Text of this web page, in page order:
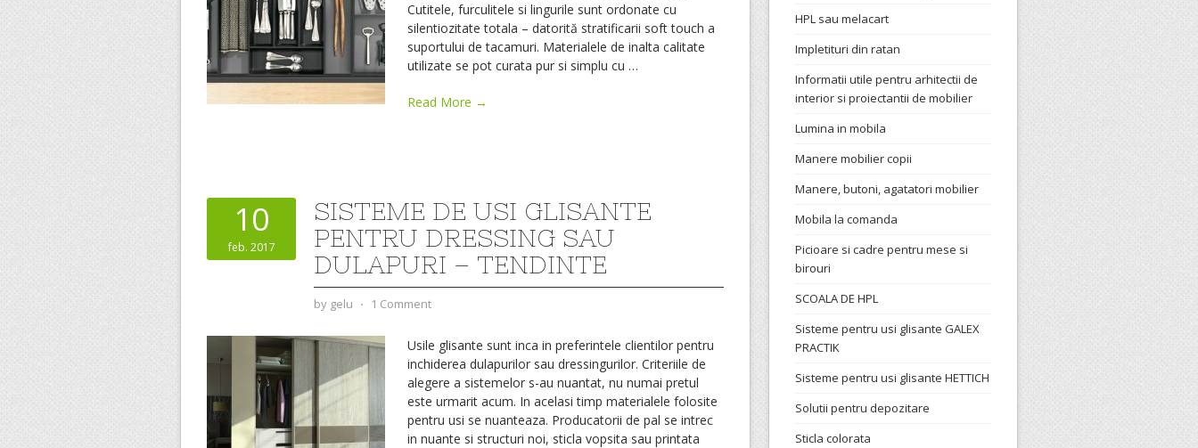
Cutitele, furculitele si lingurile sunt ordonate cu
silentiozitate totala – datorită stratificarii soft touch a
suportului de tacamuri. Materialele de inalta calitate
utilizate se pot curata pur si simplu cu …
Read More →
10
feb. 2017
SISTEME DE USI GLISANTE
PENTRU DRESSING SAU
DULAPURI – TENDINTE
by gelu ⋅ 1 Comment
Usile glisante sunt inca in preferintele clientilor pentru
inchiderea dulapurilor sau dressingurilor. Criteriile de
alegere a sistemelor s-au nuantat, nu numai pretul
este urmarit acum. In acelasi timp materialele folosite
pentru usi se nuanteaza. Producatorii de pal se intrec
in nuante si structuri noi, sticla vopsita sau printata
HPL sau melacart
Impletituri din ratan
Informatii utile pentru arhitectii de
interior si proiectantii de mobilier
Lumina in mobila
Manere mobilier copii
Manere, butoni, agatatori mobilier
Mobila la comanda
Picioare si cadre pentru mese si
birouri
SCOALA DE HPL
Sisteme pentru usi glisante GALEX
PRACTIK
Sisteme pentru usi glisante HETTICH
Solutii pentru depozitare
Sticla colorata